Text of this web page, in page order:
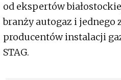
od ekspertów
branży autogaz i jednego
producentów instalacji
STAG.